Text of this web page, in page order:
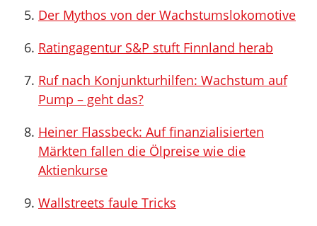
Der Mythos von der Wachstumslokomotive
Ratingagentur S&P stuft Finnland herab
Ruf nach Konjunkturhilfen: Wachstum auf
Pump – geht das?
Heiner Flassbeck: Auf finanzialisierten
Märkten fallen die Ölpreise wie die
Aktienkurse
Wallstreets faule Tricks